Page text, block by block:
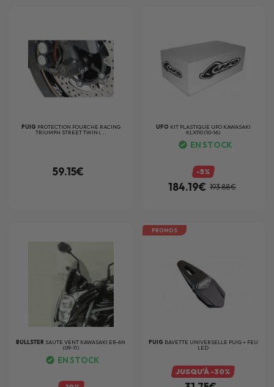
PUIG PROTECTION FOURCHE RACING
TRIUMPH STREET TWIN (...
59.15€
UFO KIT PLASTIQUE UFO KAWASAKI
KLX110 (10-16)
EN STOCK
-5%
184.19€ 193.88€
BULLSTER SAUTE VENT KAWASAKI ER-6N
(09-11)
EN STOCK
PROMOS
PUIG BAVETTE UNIVERSELLE PUIG + FEU
LED
JUSQU'À -30%